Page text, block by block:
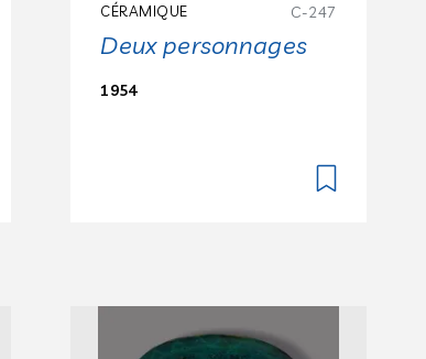
CÉRAMIQUE C-247
Deux personnages
1954